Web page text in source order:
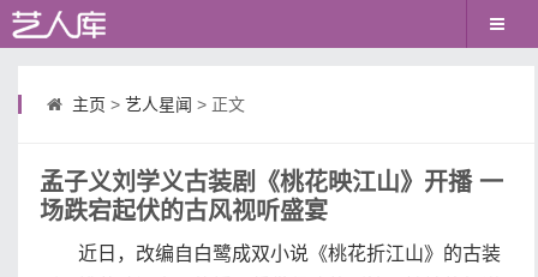
主页 > 艺人星闻 > 正文
孟子义刘学义古装剧《桃花映江山》开播 一
场跌宕起伏的古风视听盛宴
近日，改编自白鹭成双小说《桃花折江山》的古装